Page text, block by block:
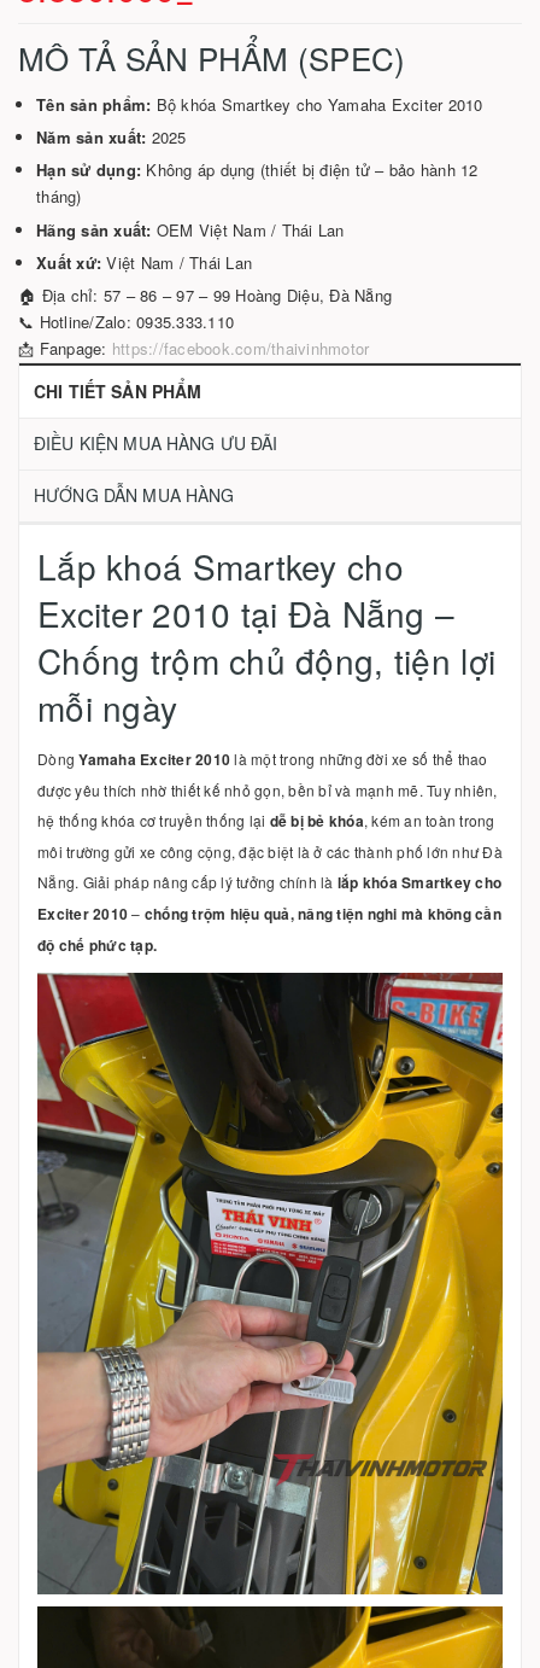
MÔ TẢ SẢN PHẨM (SPEC)
Tên sản phẩm: Bộ khóa Smartkey cho Yamaha Exciter 2010
Năm sản xuất: 2025
Hạn sử dụng: Không áp dụng (thiết bị điện tử – bảo hành 12
tháng)
Hãng sản xuất: OEM Việt Nam / Thái Lan
Xuất xứ: Việt Nam / Thái Lan
🏠 Địa chỉ: 57 – 86 – 97 – 99 Hoàng Diệu, Đà Nẵng
📞 Hotline/Zalo: 0935.333.110
📩 Fanpage: https://facebook.com/thaivinhmotor
CHI TIẾT SẢN PHẨM
ĐIỀU KIỆN MUA HÀNG ƯU ĐÃI
HƯỚNG DẪN MUA HÀNG
Lắp khoá Smartkey cho
Exciter 2010 tại Đà Nẵng –
Chống trộm chủ động, tiện lợi
mỗi ngày
DòngYamaha Exciter 2010là một trong những đời xe số thể thao
được yêu thích nhờ thiết kế nhỏ gọn, bền bỉ và mạnh mẽ. Tuy nhiên,
hệ thống khóa cơ truyền thống lại dễ bị bẻ khóa, kém an toàn trong
môi trường gửi xe công cộng, đặc biệt là ở các thành phố lớn như Đà
Nẵng. Giải pháp nâng cấp lý tưởng chính là lắp khóa Smartkey cho
Exciter 2010– chống trộm hiệu quả, nâng tiện nghi mà không cần
độ chế phức tạp.